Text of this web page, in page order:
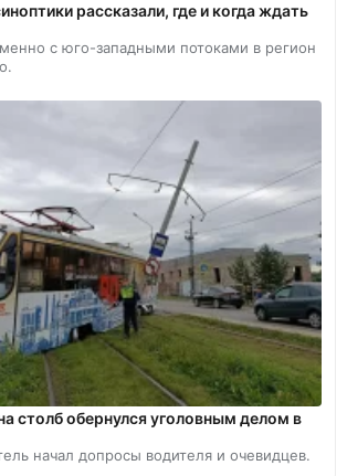
рассказали, где и когда ждать
с юго-западными потоками в регион
столб обернулся уголовным делом в
начал допросы водителя и очевидцев.